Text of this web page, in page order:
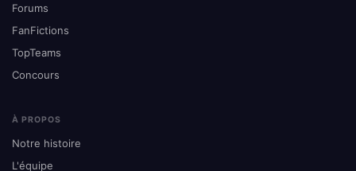
Forums
FanFictions
TopTeams
Concours
À PROPOS
Notre histoire
L'équipe